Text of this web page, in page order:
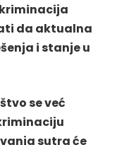
da aktualna
i stanje u
se već
sutra će